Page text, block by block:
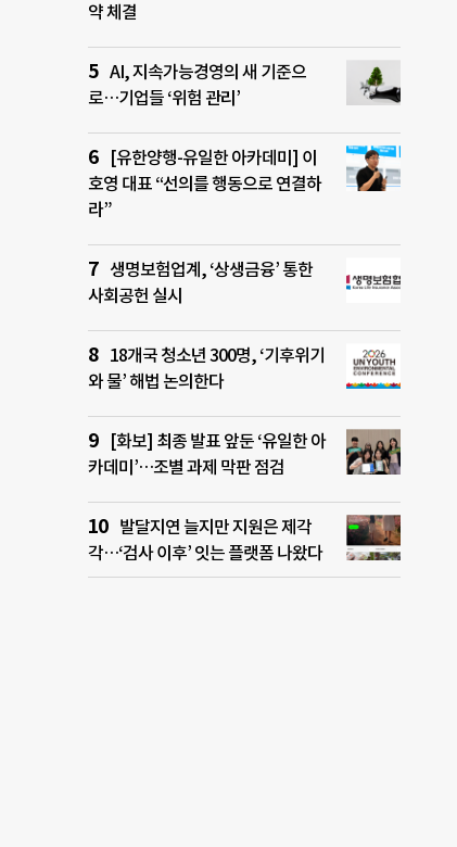
약 체결
AI, 지속가능경영의 새 기준으
로…기업들 ‘위험 관리’
[유한양행-유일한 아카데미] 이
호영 대표 “선의를 행동으로 연결하
라”
생명보험업계, ‘상생금융’ 통한
사회공헌 실시
18개국 청소년 300명, ‘기후위기
와 물’ 해법 논의한다
[화보] 최종 발표 앞둔 ‘유일한 아
카데미’…조별 과제 막판 점검
발달지연 늘지만 지원은 제각
각…‘검사 이후’ 잇는 플랫폼 나왔다